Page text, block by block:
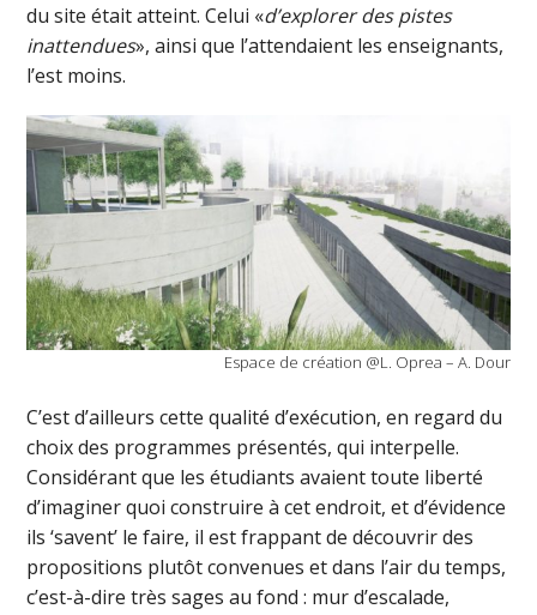
du site était atteint. Celui «d’explorer des pistes
inattendues», ainsi que l’attendaient les enseignants,
l’est moins.
Espace de création @L. Oprea – A. Dour
C’est d’ailleurs cette qualité d’exécution, en regard du
choix des programmes présentés, qui interpelle.
Considérant que les étudiants avaient toute liberté
d’imaginer quoi construire à cet endroit, et d’évidence
ils ‘savent’ le faire, il est frappant de découvrir des
propositions plutôt convenues et dans l’air du temps,
c’est-à-dire très sages au fond : mur d’escalade,